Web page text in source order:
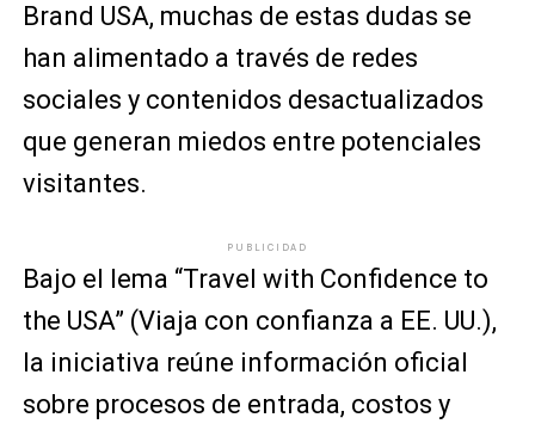
Brand USA, muchas de estas dudas se
han alimentado a través de redes
sociales y contenidos desactualizados
que generan miedos entre potenciales
visitantes.
PUBLICIDAD
Bajo el lema “Travel with Confidence to
the USA” (Viaja con confianza a EE. UU.),
la iniciativa reúne información oficial
sobre procesos de entrada, costos y